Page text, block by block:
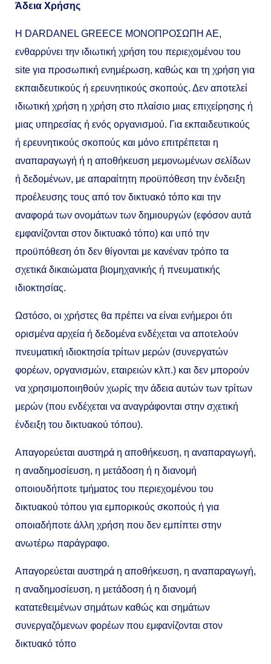
Άδεια Χρήσης
Η DARDANEL GREECE MONOΠΡΟΣΩΠΗ ΑΕ,
ενθαρρύνει την ιδιωτική χρήση του περιεχομένου του
site για προσωπική ενημέρωση, καθώς και τη χρήση για
εκπαιδευτικούς ή ερευνητικούς σκοπούς. Δεν αποτελεί
ιδιωτική χρήση η χρήση στο πλαίσιο μιας επιχείρησης ή
μιας υπηρεσίας ή ενός οργανισμού. Για εκπαιδευτικούς
ή ερευνητικούς σκοπούς και μόνο επιτρέπεται η
αναπαραγωγή ή η αποθήκευση μεμονωμένων σελίδων
ή δεδομένων, με απαραίτητη προϋπόθεση την ένδειξη
προέλευσης τους από τον δικτυακό τόπο και την
αναφορά των ονομάτων των δημιουργών (εφόσον αυτά
εμφανίζονται στον δικτυακό τόπο) και υπό την
προϋπόθεση ότι δεν θίγονται με κανέναν τρόπο τα
σχετικά δικαιώματα βιομηχανικής ή πνευματικής
ιδιοκτησίας.
Ωστόσο, οι χρήστες θα πρέπει να είναι ενήμεροι ότι
ορισμένα αρχεία ή δεδομένα ενδέχεται να αποτελούν
πνευματική ιδιοκτησία τρίτων μερών (συνεργατών
φορέων, οργανισμών, εταιρειών κλπ.) και δεν μπορούν
να χρησιμοποιηθούν χωρίς την άδεια αυτών των τρίτων
μερών (που ενδέχεται να αναγράφονται στην σχετική
ένδειξη του δικτυακού τόπου).
Απαγορεύεται αυστηρά η αποθήκευση, η αναπαραγωγή,
η αναδημοσίευση, η μετάδοση ή η διανομή
οποιουδήποτε τμήματος του περιεχομένου του
δικτυακού τόπου για εμπορικούς σκοπούς ή για
οποιαδήποτε άλλη χρήση που δεν εμπίπτει στην
ανωτέρω παράγραφο.
Απαγορεύεται αυστηρά η αποθήκευση, η αναπαραγωγή,
η αναδημοσίευση, η μετάδοση ή η διανομή
κατατεθειμένων σημάτων καθώς και σημάτων
συνεργαζόμενων φορέων που εμφανίζονται στον
δικτυακό τόπο